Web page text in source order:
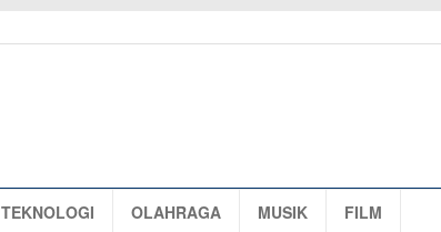
TEKNOLOGI OLAHRAGA MUSIK FILM